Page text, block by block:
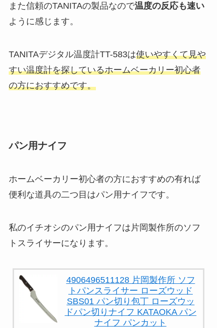
また信頼のTANITAの製品なので温度の反応も速い
ように感じます。
TANITAデジタル温度計TT-583は使いやすくて見や
すい温度計を探しているホームベーカリー初心者
の方におすすめです。
パン用ナイフ
ホームベーカリー初心者の方におすすめの有れば
便利な道具の二つ目はパン用ナイフです。
私のイチオシのパン用ナイフは 片岡製作所のソフ
トスライサーになります。
4906496511128 片岡製作所 ソフ
トパンスライサー ローズウッド
SBS01 パン切り包丁 ローズウッ
ドパン切りナイフ KATAOKA パン
ナイフ パンカット